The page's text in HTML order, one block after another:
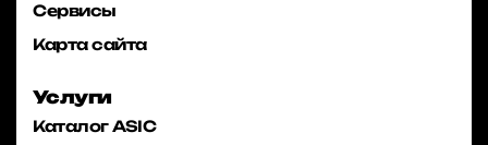
Сервисы
Карта сайта
Услуги
Каталог ASIC